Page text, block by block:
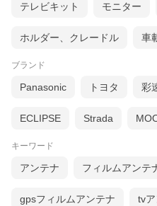
テレビキット モニター
ホルダー、クレードル 車
ブランド
Panasonic トヨタ 彩
ECLIPSE Strada
キーワード
アンテナ フィルムアンテ
gpsフィルムアンテナ tv